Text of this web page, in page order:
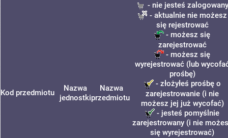
Kod przedmiotu
Nazwa
jednostki
Nazwa
przedmiotu
- nie jesteś zalogowany
- aktualnie nie możesz
się rejestrować
- możesz się
zarejestrować
- możesz się
wyrejestrować (lub
prośbę)
- złożyłeś prośbę o
zarejestrowanie (i nie
możesz jej już wycofać)
- jesteś pomyślnie
zarejestrowany (i nie
się wyrejestrować)